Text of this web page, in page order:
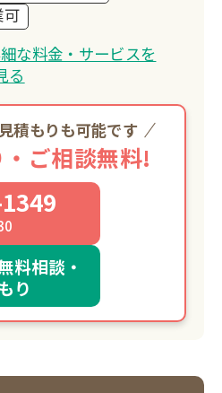
可
な料金・サービスを
る
積もりも可能です
ご相談無料!
料相談・
り